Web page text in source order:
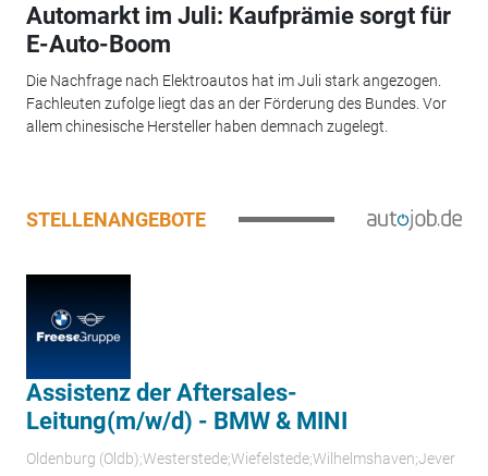
Automarkt im Juli: Kaufprämie sorgt für
E-Auto-Boom
Die Nachfrage nach Elektroautos hat im Juli stark angezogen.
Fachleuten zufolge liegt das an der Förderung des Bundes. Vor
allem chinesische Hersteller haben demnach zugelegt.
STELLENANGEBOTE
Assistenz der Aftersales-
Leitung(m/w/d) - BMW & MINI
Oldenburg (Oldb);Westerstede;Wiefelstede;Wilhelmshaven;Jever